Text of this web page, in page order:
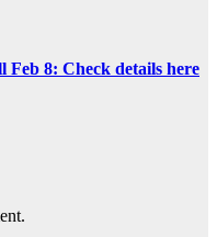
Feb 8: Check details here